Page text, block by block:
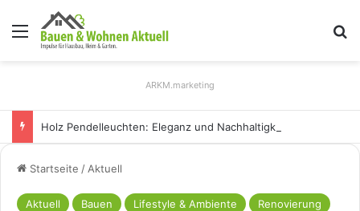
Menü
ARKM.marketing
Startseite / Aktuell
Aktuell Bauen Lifestyle & Ambiente
Renovierung